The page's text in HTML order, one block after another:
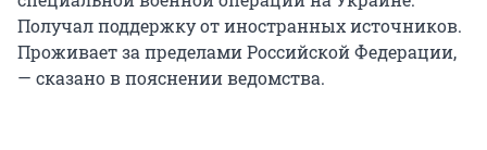
Получал поддержку от иностранных источников.
Проживает за пределами Российской Федерации,
— сказано в пояснении ведомства.